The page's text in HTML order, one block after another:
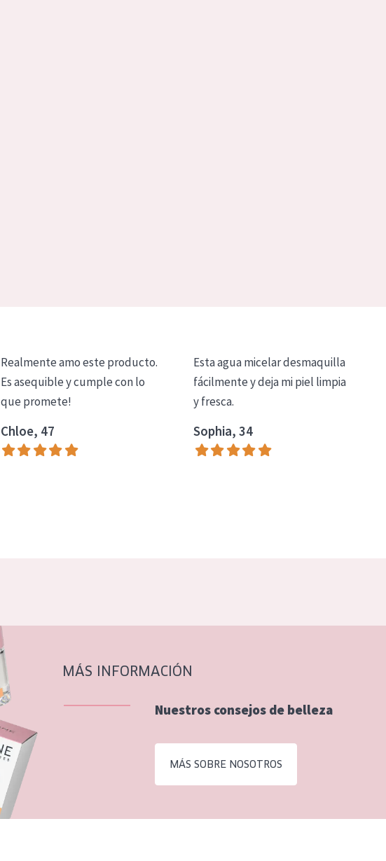
Realmente amo este producto.
Es asequible y cumple con lo
que promete!
Chloe, 47
Esta agua micelar desmaquilla
fácilmente y deja mi piel limpia
y fresca.
Sophia, 34
MÁS INFORMACIÓN
Nuestros consejos de belleza
MÁS SOBRE NOSOTROS